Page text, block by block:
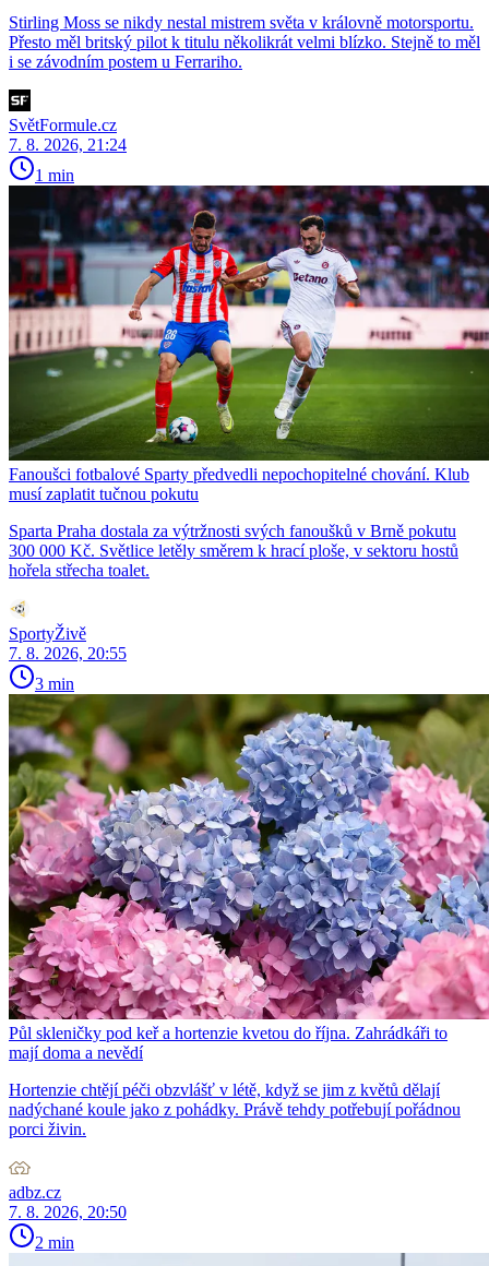
Stirling Moss se nikdy nestal mistrem světa v královně motorsportu.
Přesto měl britský pilot k titulu několikrát velmi blízko. Stejně to měl
i se závodním postem u Ferrariho.
SvětFormule.cz
7. 8. 2026, 21:24
1 min
Fanoušci fotbalové Sparty předvedli nepochopitelné chování. Klub
musí zaplatit tučnou pokutu
Sparta Praha dostala za výtržnosti svých fanoušků v Brně pokutu
300 000 Kč. Světlice letěly směrem k hrací ploše, v sektoru hostů
hořela střecha toalet.
SportyŽivě
7. 8. 2026, 20:55
3 min
Půl skleničky pod keř a hortenzie kvetou do října. Zahrádkáři to
mají doma a nevědí
Hortenzie chtějí péči obzvlášť v létě, když se jim z květů dělají
nadýchané koule jako z pohádky. Právě tehdy potřebují pořádnou
porci živin.
adbz.cz
7. 8. 2026, 20:50
2 min